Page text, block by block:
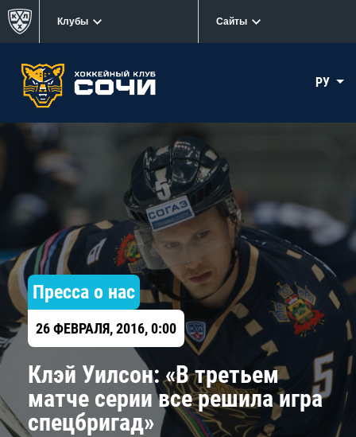
Клубы Сайты
РУ
Пресса о нас
26 ФЕВРАЛЯ, 2016, 0:00
Клэй Уилсон: «В третьем
матче серии все решила игра
спецбригад»